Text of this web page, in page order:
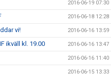
2016-06-19 07:30
2016-06-18 12:28
vi! 2016-06-16 13:59
ikväll kl. 19.00 2016-06-16 13:47
2016-06-16 11:40
2016-06-15 13:33